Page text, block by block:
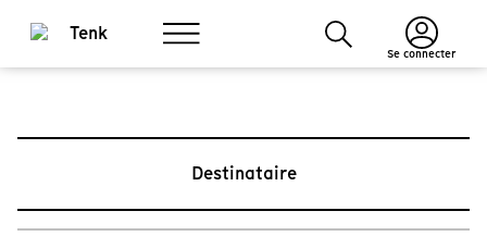
Se connecter
Destinataire